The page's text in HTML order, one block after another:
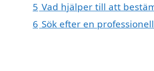
5 Vad hjälper till att
6 Sök efter en